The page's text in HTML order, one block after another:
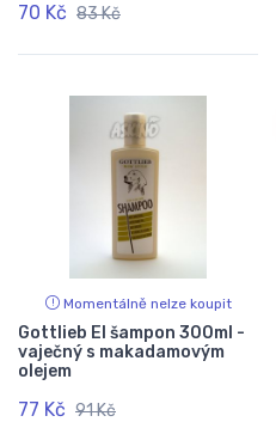
70 Kč 83 Kč
Momentálně nelze koupit
Gottlieb EI šampon 300ml -
vaječný s makadamovým
olejem
77 Kč 91 Kč